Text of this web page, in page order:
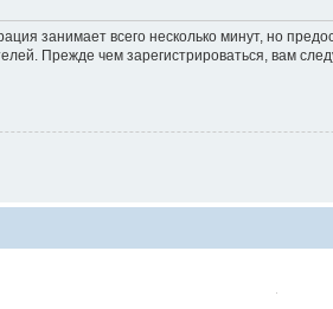
занимает всего несколько минут, но
Прежде чем зарегистрироваться, вам